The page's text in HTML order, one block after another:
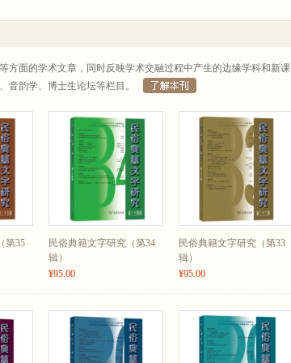
方面的学术文章，同时反映学术交融过程中产生的边缘学科和新课
音韵学、博士生论坛等栏目。
第35
民俗典籍文字研究（第34
辑）
¥95.00
民俗典籍文字研究（第33
辑）
¥95.00